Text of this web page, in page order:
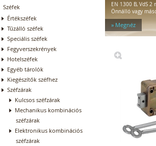
Széfek
Értékszéfek
Tűzálló széfek
Speciális széfek
Fegyverszekrények
Hotelszéfek
Egyéb tárolók
Kiegészítők széfhez
Széfzárak
Kulcsos széfzárak
Mechanikus kombinációs
széfzárak
Elektronikus kombinációs
széfzárak
EN 1300 B, VdS
Önnálló vagy
» Megnéz